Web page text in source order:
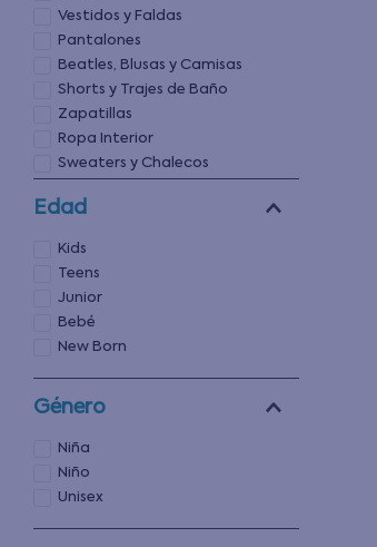
Vestidos y Faldas
Pantalones
Beatles, Blusas y Camisas
Shorts y Trajes de Baño
Zapatillas
Ropa Interior
Sweaters y Chalecos
Edad
Kids
Teens
Junior
Bebé
New Born
Género
Niña
Niño
Unisex